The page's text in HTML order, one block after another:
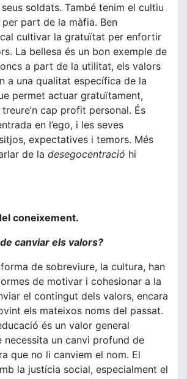
soldats. També tenim el cultiu
part de la màfia. Ben
cultivar la gratuïtat per enfortir
La bellesa és un bon exemple de
a part de la utilitat, els valors
a una qualitat específica de la
permet actuar gratuïtament,
cap profit personal. És
en l’ego, i les seves
expectatives i temors. Més
de la desegocentració hi
coneixement.
canviar els valors?
de sobreviure, la cultura, han
de motivar i cohesionar a la
el contingut dels valors, encara
els mateixos noms del passat.
és un valor general
necessita un canvi profund de
que no li canviem el nom. El
la justícia social, especialment el